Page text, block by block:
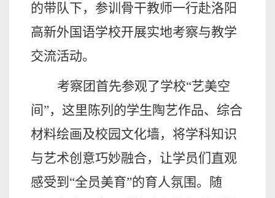
的带队下，参训骨干教师一行赴洛阳
高新外国语学校开展实地考察与教学
交流活动。
考察团首先参观了学校“艺美空
间”，这里陈列的学生陶艺作品、综合
材料绘画及校园文化墙，将学科知识
与艺术创意巧妙融合，让学员们直观
感受到“全员美育”的育人氛围。随